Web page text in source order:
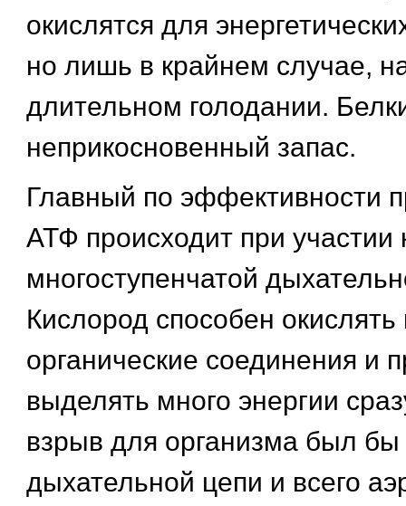
окислятся для
но лишь в крайнем случае,
длительном голодании.
неприкосновенный запас.
Главный по эффективности
АТФ происходит при участии
многоступенчатой
Кислород способен окислять
органические соединения и
выделять много энергии
взрыв для организма был бы
дыхательной цепи и всего